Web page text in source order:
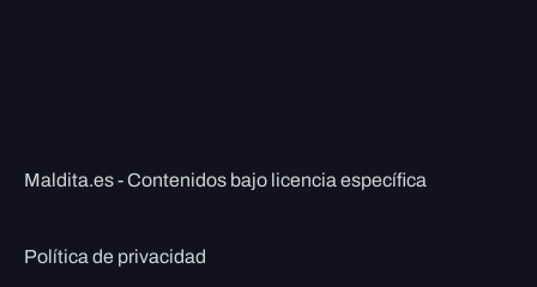
Maldita.es - Contenidos bajo licencia específica
Política de privacidad